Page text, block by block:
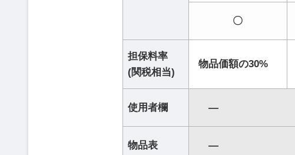
〇
担保料率
(関税相当)
物品価額の30%
使用者欄 ―
物品表 ―